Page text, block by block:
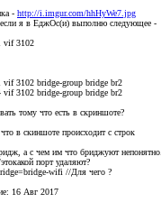
- http://i.imgur.com/hhHyWe7.jpg
если я в ЕджОс(и) выполню следующее -
vif 3102
vif 3102 bridge-group bridge br2
vif 3102 bridge-group bridge br2
тому что есть в скриншоте?
в скиншоте происходит с строк
а с чем им что бриджуют непонятно.
порт удаляют?
wifi //Для чего ?
16 Авг 2017